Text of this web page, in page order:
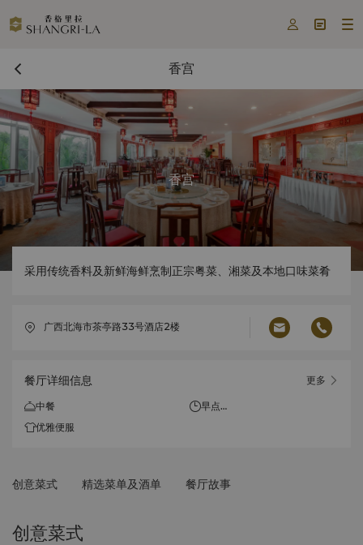
  
香宫
香宫
采用传统香料及新鲜海鲜烹制正宗粤菜、湘菜及本地口味菜肴
广西北海市茶亭路33号酒店2楼
餐厅详细信息 更多
中餐
早点
午餐
优雅便服
创意菜式 精选菜单及酒单 餐厅故事
创意菜式